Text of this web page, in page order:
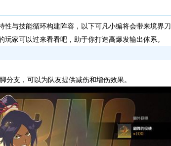
与技能循环构建阵容，以下可凡小编将会带来境界刀
家可以过来看看吧，助于你打造高爆发输出体系。
分支，可以为队友提供减伤和增伤效果。